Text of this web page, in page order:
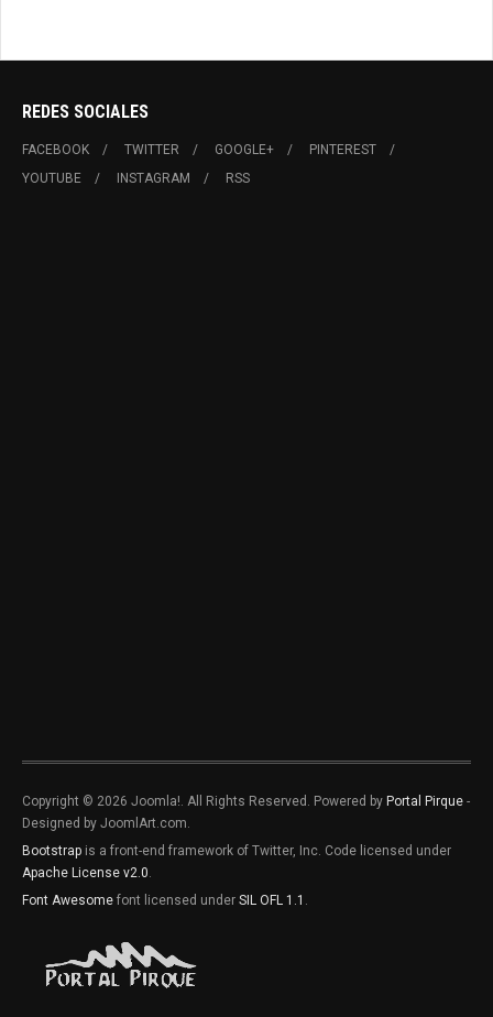
REDES SOCIALES
FACEBOOK TWITTER GOOGLE+
PINTEREST
YOUTUBE
INSTAGRAM RSS
Copyright © 2026 Joomla!. All Rights Reserved. Powered by Portal Pirque -
Designed by JoomlArt.com.
Bootstrap is a front-end framework of Twitter, Inc. Code licensed under
Apache License v2.0.
Font Awesome font licensed under SIL OFL 1.1 .